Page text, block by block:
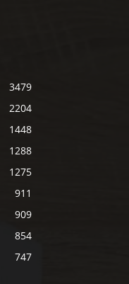
3479
2204
1448
1288
1275
911
909
854
747